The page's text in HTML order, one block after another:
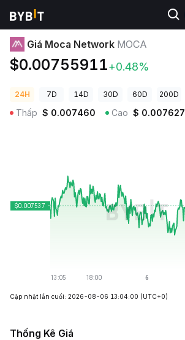
Giá Tiền Điện Tử Giá Moca Network MOCA
Giá Moca Network MOCA
$0.00755911+0.48%
24H 7D 14D 30D 60D 200D
Thấp $ 0.007460 Cao $ 0.007627
Cập nhật lần cuối: 2026-08-06 13:04:00 (UTC+0)
Thống Kê Giá